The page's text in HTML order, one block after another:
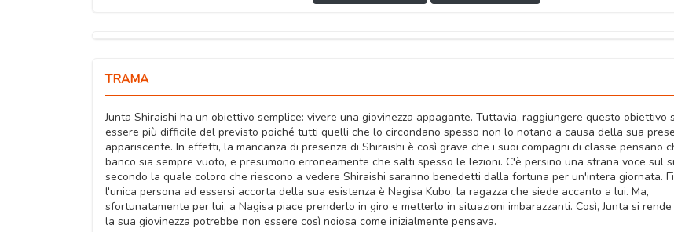
TRAMA
Junta Shiraishi ha un obiettivo semplice: vivere una giovinezza appagante. Tuttavia, raggiungere questo obiettivo
essere più difficile del previsto poiché tutti quelli che lo circondano spesso non lo notano a causa della sua
appariscente. In effetti, la mancanza di presenza di Shiraishi è così grave che i suoi compagni di classe pensano
banco sia sempre vuoto, e presumono erroneamente che salti spesso le lezioni. C'è persino una strana voce sul
secondo la quale coloro che riescono a vedere Shiraishi saranno benedetti dalla fortuna per un'intera giornata.
l'unica persona ad essersi accorta della sua esistenza è Nagisa Kubo, la ragazza che siede accanto a lui. Ma,
sfortunatamente per lui, a Nagisa piace prenderlo in giro e metterlo in situazioni imbarazzanti. Così, Junta si
la sua giovinezza potrebbe non essere così noiosa come inizialmente pensava.